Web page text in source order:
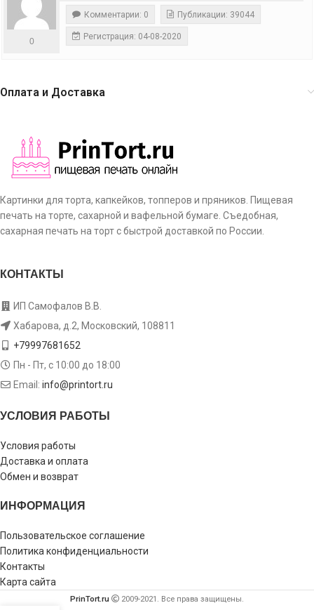
0
Комментарии: 0 Публикации: 39044
Регистрация: 04-08-2020
Оплата и Доставка
Картинки для торта, капкейков, топперов и пряников. Пищевая
печать на торте, сахарной и вафельной бумаге. Съедобная,
сахарная печать на торт с быстрой доставкой по России.
КОНТАКТЫ
ИП Самофалов В.В.
Хабарова, д.2, Московский, 108811
+79997681652
Пн - Пт, с 10:00 до 18:00
Email: info@printort.ru
УСЛОВИЯ РАБОТЫ
Условия работы
Доставка и оплата
Обмен и возврат
ИНФОРМАЦИЯ
Пользовательское соглашение
Политика конфиденциальности
Контакты
Карта сайта
PrinTort.ru 2009-2021. Все права защищены.